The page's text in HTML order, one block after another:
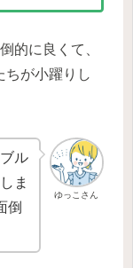
的に良くて、
ちが小躍りし
ゆっこさん
ル
ま
倒